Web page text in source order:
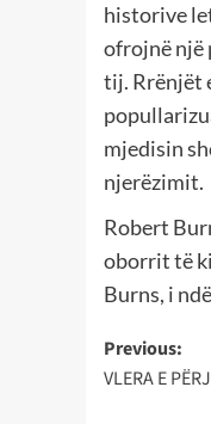
historive
ofrojnë një
tij. Rrënjët
mjedisin
njerëzimit.
Robert
oborrit të
Burns, i
Post
Previous:
VLERA E